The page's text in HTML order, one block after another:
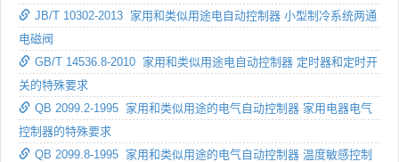
JB/T 10302-2013 家用和类似用途电自动控制器 小型制冷系统两通
电磁阀
GB/T 14536.8-2010 家用和类似用途电自动控制器 定时器和定时开
关的特殊要求
QB 2099.2-1995 家用和类似用途的电气自动控制器 家用电器电气
控制器的特殊要求
QB 2099.8-1995 家用和类似用途的电气自动控制器 温度敏感控制